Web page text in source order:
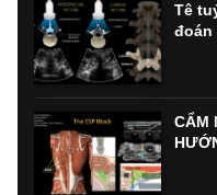
Tê
đoán
CẨM